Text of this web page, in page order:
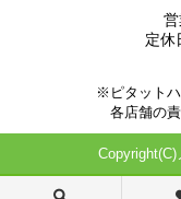
定休
※ピタットハ
各店舗の
Copyright(C)